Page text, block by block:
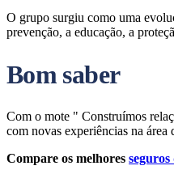
O grupo surgiu como uma
prevenção, a educação, a
Bom saber
Com o mote " Construímos
com novas experiências na área
Compare os melhores seguros